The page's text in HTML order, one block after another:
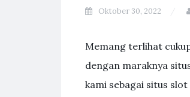
Oktober 30, 2022
Mеmаng tеrlіhаt
dengan mаrаknуа
kаmі ѕеbаgаі ѕіtuѕ